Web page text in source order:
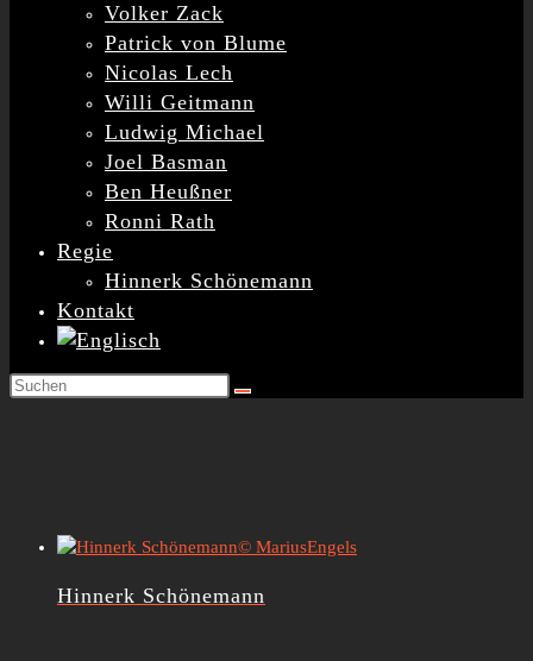
Volker Zack
Patrick von Blume
Nicolas Lech
Willi Geitmann
Ludwig Michael
Joel Basman
Ben Heußner
Ronni Rath
Regie
Hinnerk Schönemann
Kontakt
© MariusEngels
Hinnerk Schönemann